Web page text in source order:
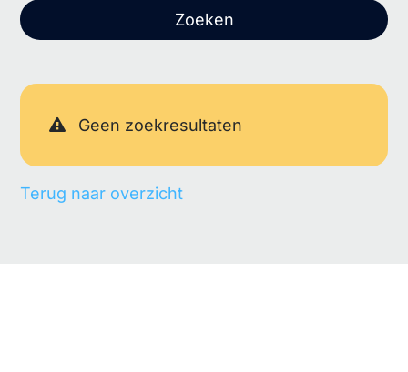
Zoeken
Geen zoekresultaten
Terug naar overzicht